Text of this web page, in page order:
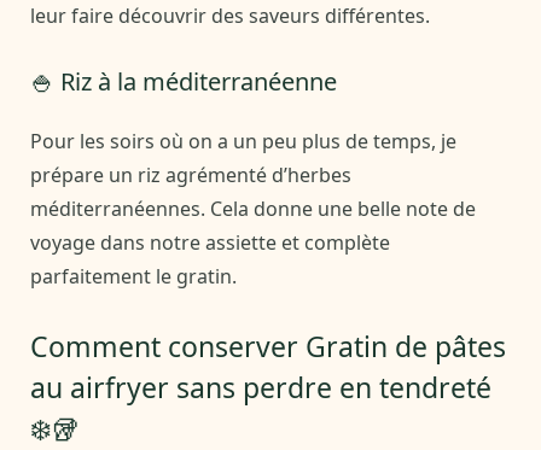
leur faire découvrir des saveurs différentes.
🍚 Riz à la méditerranéenne
Pour les soirs où on a un peu plus de temps, je
prépare un riz agrémenté d’herbes
méditerranéennes. Cela donne une belle note de
voyage dans notre assiette et complète
parfaitement le gratin.
Comment conserver Gratin de pâtes
au airfryer sans perdre en tendreté
❄️🥡